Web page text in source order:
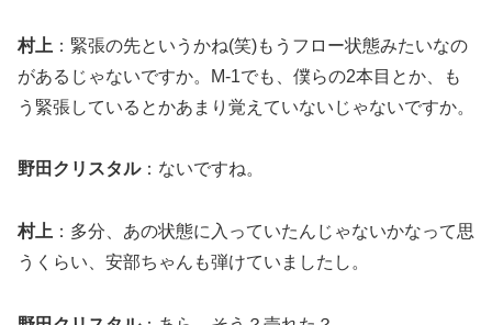
村上 ：緊張の先というかね(笑)もうフロー状態みたいなの
があるじゃないですか。M-1でも、僕らの2本目とか、も
う緊張しているとかあまり覚えていないじゃないですか。
野田クリスタル：ないですね。
村上 ：多分、あの状態に入っていたんじゃないかなって思
うくらい、安部ちゃんも弾けていましたし。